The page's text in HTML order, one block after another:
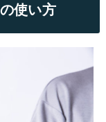
使い方